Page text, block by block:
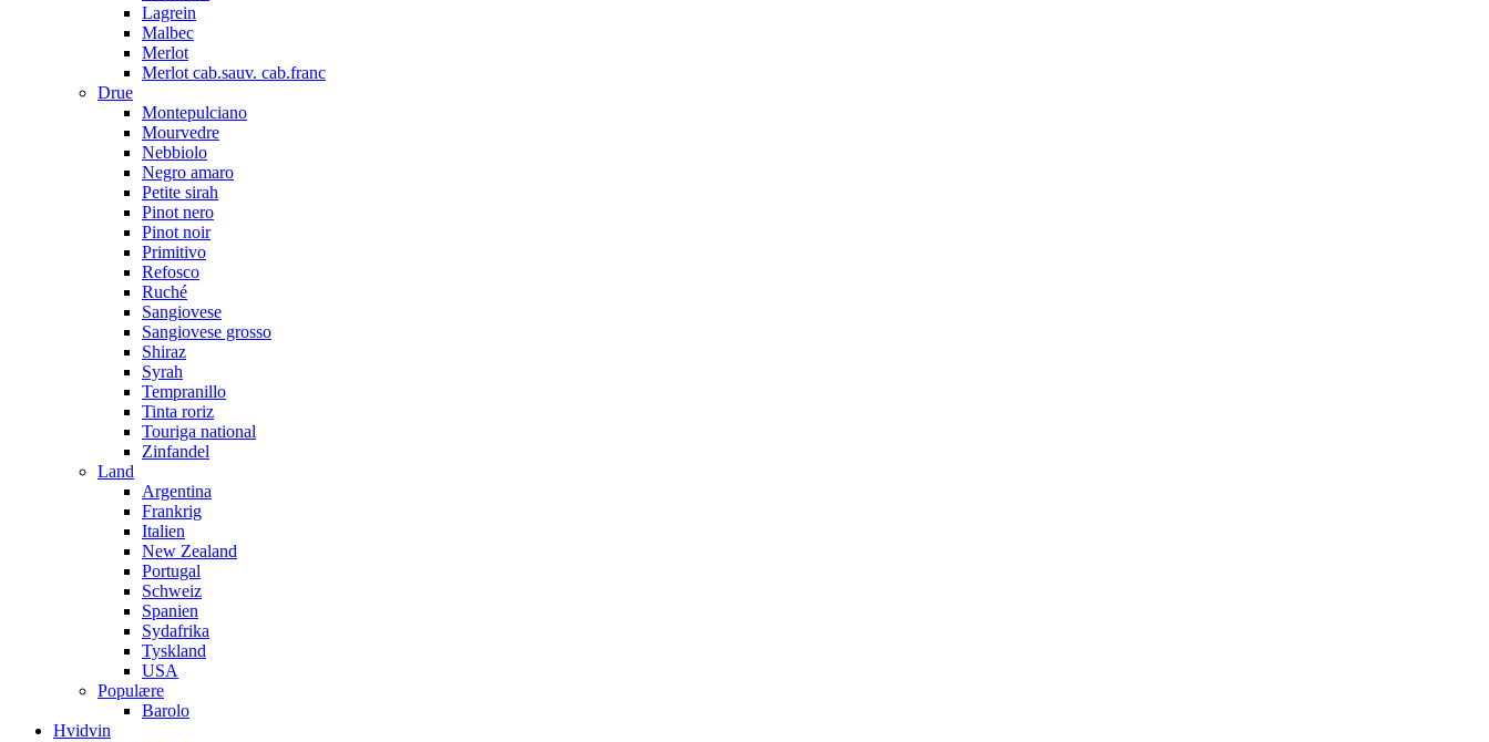
Lagrein
Malbec
Merlot
Merlot cab.sauv. cab.franc
Drue
Montepulciano
Mourvedre
Nebbiolo
Negro amaro
Petite sirah
Pinot nero
Pinot noir
Primitivo
Refosco
Ruché
Sangiovese
Sangiovese grosso
Shiraz
Syrah
Tempranillo
Tinta roriz
Touriga national
Zinfandel
Land
Argentina
Frankrig
Italien
New Zealand
Portugal
Schweiz
Spanien
Sydafrika
Tyskland
USA
Populære
Barolo
Hvidvin